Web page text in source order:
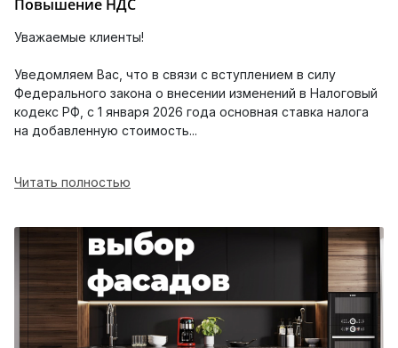
Повышение НДС
Уважаемые клиенты!
Уведомляем Вас, что в связи с вступлением в силу
Федерального закона о внесении изменений в Налоговый
кодекс РФ, с 1 января 2026 года основная ставка налога
на добавленную стоимость...
Читать полностью